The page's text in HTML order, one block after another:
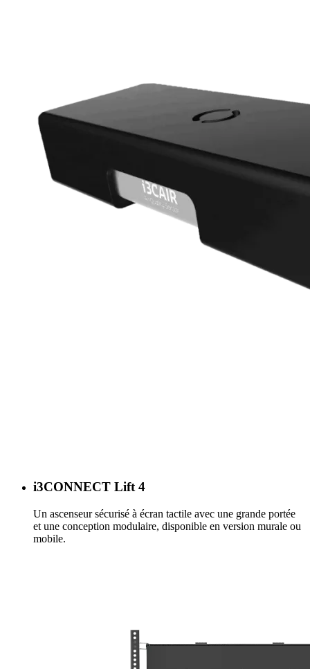
i3CONNECT Lift 4
Un ascenseur sécurisé à écran tactile avec une grande portée
et une conception modulaire, disponible en version murale ou
mobile.